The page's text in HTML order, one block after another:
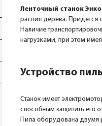
Ленточный станок
распил дерева. Придется
Наличие
нагрузками, при этом
Устройство
Станок имеет
способным защитить его
Пила оборудована двумя